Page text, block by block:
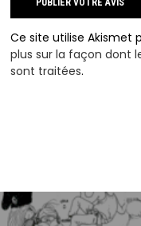
Ce site utilise Akismet
plus sur la façon dont
sont traitées.